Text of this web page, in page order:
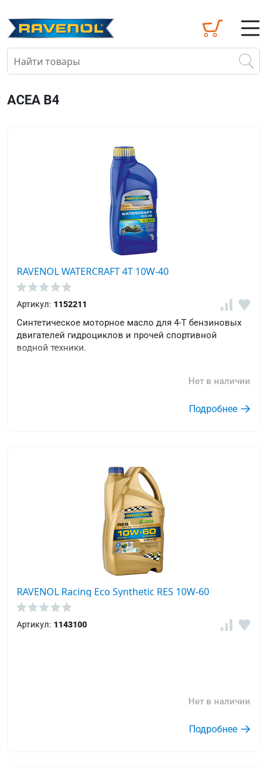
ACEA B4
RAVENOL WATERCRAFT 4T 10W-40
Артикул: 1152211
Синтетическое моторное масло для 4-Т бензиновых
двигателей гидроциклов и прочей спортивной
водной техники.
Нет в наличии
Подробнее
RAVENOL Racing Eco Synthetic RES 10W-60
Артикул: 1143100
Нет в наличии
Подробнее